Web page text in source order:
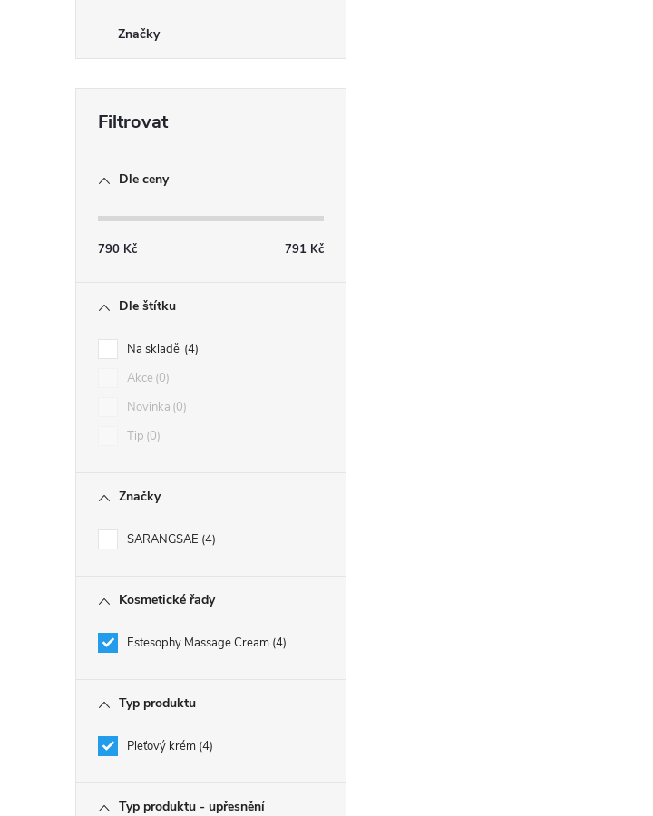
Značky
Dle ceny
790 Kč 791 Kč
Dle štítku
Na skladě 4
Akce 0
Novinka 0
Tip 0
Značky
SARANGSAE 4
Kosmetické řady
Estesophy Massage Cream 4
Typ produktu
Pleťový krém 4
Typ produktu - upřesnění